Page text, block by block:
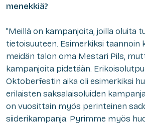
menekkiä?
”Meillä on kampanjoita, joilla oluita
tietoisuuteen. Esimerkiksi taannoin
meidän talon oma Mestari Pils,
kampanjoita pidetään.
Oktoberfestin aika oli esimerkiksi
erilaisten saksalaisoluiden
on vuosittain myös perinteinen
siiderikampanja. Pyrimme myös